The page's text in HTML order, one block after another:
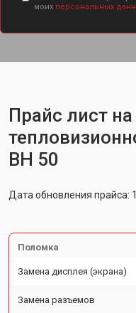
моих персональных
Прайс лист
BH 50
Дата обновления прайса:
Поломка
Замена дисплея (экрана)
Замена разъемов